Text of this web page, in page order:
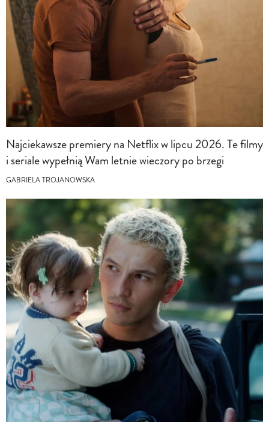
Najciekawsze premiery na Netflix w lipcu 2026. Te filmy
i seriale wypełnią Wam letnie wieczory po brzegi
GABRIELA TROJANOWSKA